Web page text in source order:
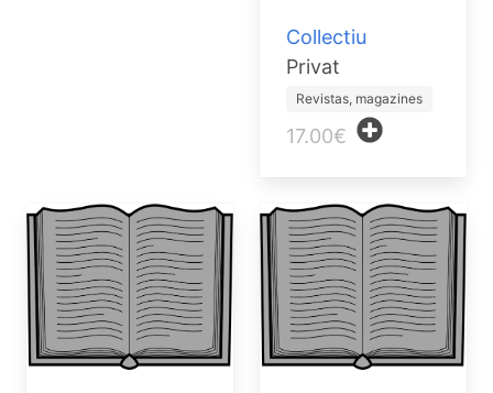
Collectiu
Privat
Revistas, magazines
17.00€